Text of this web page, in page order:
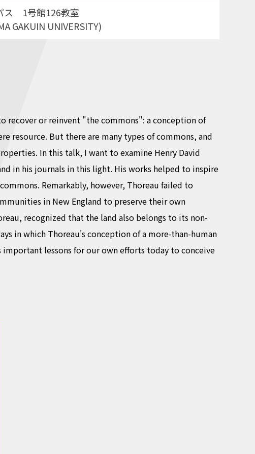
ス 1号館126教室
GAKUIN UNIVERSITY)
recover or reinvent "the commons": a conception of
resource. But there are many types of commons, and
In this talk, I want to examine Henry David
in his journals in this light. His works helped to inspire
Remarkably, however, Thoreau failed to
in New England to preserve their own
recognized that the land also belongs to its non-
in which Thoreau's conception of a more-than-human
lessons for our own efforts today to conceive